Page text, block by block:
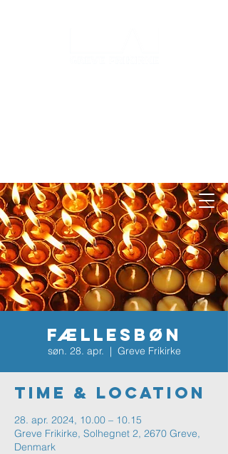
Log ind
FÆLLESBØN
søn. 28. apr.
  |
Greve Frikirke
Time & Location
28. apr. 2024, 10.00 – 10.15
Greve Frikirke, Solhegnet 2, 2670 Greve,
Denmark